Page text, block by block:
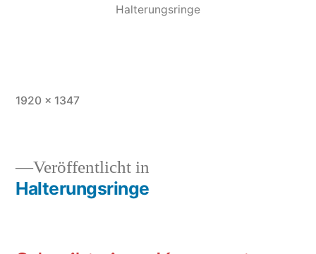
Halterungsringe
1920 × 1347
Veröffentlicht in
Halterungsringe